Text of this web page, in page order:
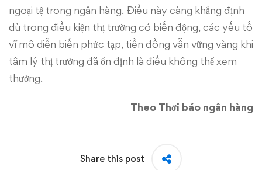
ngoại tệ trong ngân hàng. Điều này càng khẳng định
dù trong điều kiện thị trường có biến động, các yếu tố
vĩ mô diễn biến phức tạp, tiền đồng vẫn vững vàng khi
tâm lý thị trường đã ổn định là điều không thể xem
thường.
Theo Thời báo ngân hàng
Share this post